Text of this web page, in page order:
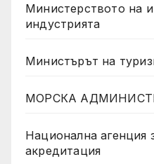
Министерството на
индустрията
Министърът на
МОРСКА
Национална агенция
акредитация